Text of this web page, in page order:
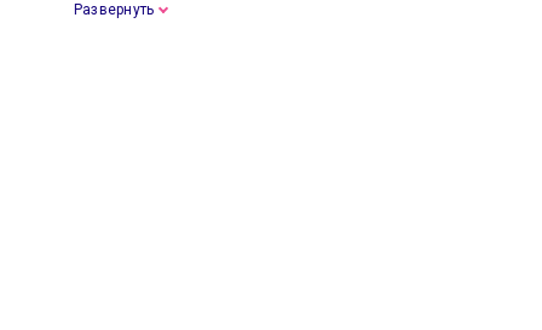
Развернуть